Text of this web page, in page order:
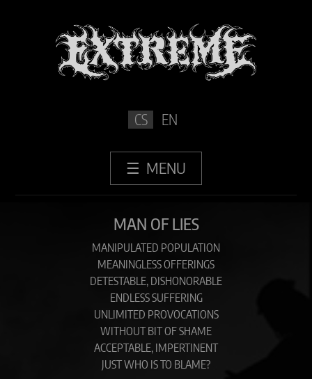
CS EN
MAN OF LIES
MANIPULATED POPULATION
MEANINGLESS OFFERINGS
DETESTABLE, DISHONORABLE
ENDLESS SUFFERING
UNLIMITED PROVOCATIONS
WITHOUT BIT OF SHAME
ACCEPTABLE, IMPERTINENT
JUST WHO IS TO BLAME?